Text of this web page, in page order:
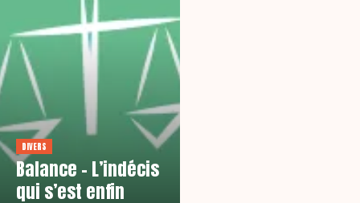
DIVERS
Balance – L’indécis
qui s’est enfin